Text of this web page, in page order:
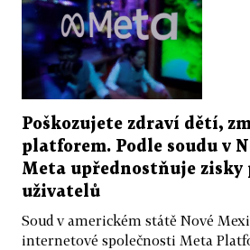
Poškozujete zdraví dětí,
platforem. Podle soudu v
Meta upřednostňuje zisky
uživatelů
Soud v americkém státě Nové
internetové společnosti Meta